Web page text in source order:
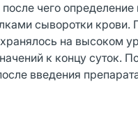
чего определение
сыворотки
на высоком
к концу суток.
введения